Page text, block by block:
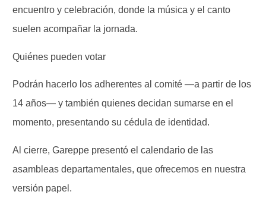
encuentro y celebración, donde la música y el canto
suelen acompañar la jornada.
Quiénes pueden votar
Podrán hacerlo los adherentes al comité —a partir de los
14 años— y también quienes decidan sumarse en el
momento, presentando su cédula de identidad.
Al cierre, Gareppe presentó el calendario de las
asambleas departamentales, que ofrecemos en nuestra
versión papel.